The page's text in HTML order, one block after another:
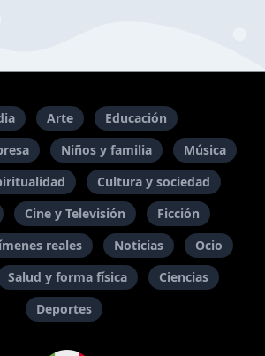
Arte
Educación
Niños y familia
Música
Cultura y sociedad
Cine y Televisión
Ficción
reales Noticias
Ocio
Salud y forma física
Ciencias
Deportes